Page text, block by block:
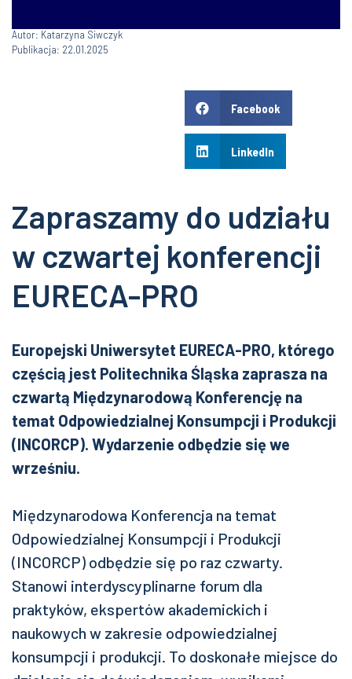
Autor: Katarzyna Siwczyk
Publikacja: 22.01.2025
Facebook
LinkedIn
Zapraszamy do udziału
w czwartej konferencji
EURECA-PRO
Europejski Uniwersytet EURECA-PRO, którego
częścią jest Politechnika Śląska zaprasza na
czwartą Międzynarodową Konferencję na
temat Odpowiedzialnej Konsumpcji i Produkcji
(INCORCP). Wydarzenie odbędzie się we
wrześniu.
Międzynarodowa Konferencja na temat
Odpowiedzialnej Konsumpcji i Produkcji
(INCORCP) odbędzie się po raz czwarty.
Stanowi interdyscyplinarne forum dla
praktyków, ekspertów akademickich i
naukowych w zakresie odpowiedzialnej
konsumpcji i produkcji. To doskonałe miejsce do